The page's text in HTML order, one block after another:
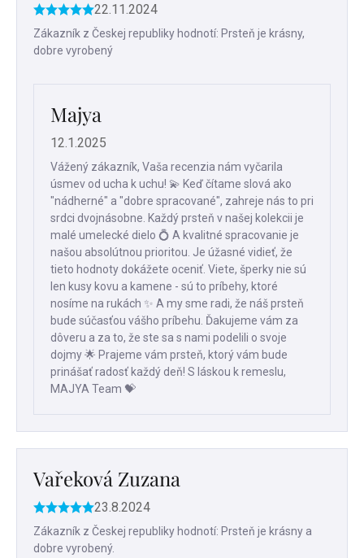
Hodnotenie
produktu
je
hviezdičiek.
22.11.2024
Zákazník z Českej republiky hodnotí: Prsteň je krásny,
dobre vyrobený
Majya
12.1.2025
Vážený zákazník, Vaša recenzia nám vyčarila
úsmev od ucha k uchu! 💫 Keď čítame slová ako
"nádherné" a "dobre spracované", zahreje nás to pri
srdci dvojnásobne. Každý prsteň v našej kolekcii je
malé umelecké dielo 💍 A kvalitné spracovanie je
našou absolútnou prioritou. Je úžasné vidieť, že
tieto hodnoty dokážete oceniť. Viete, šperky nie sú
len kusy kovu a kamene - sú to príbehy, ktoré
nosíme na rukách ✨ A my sme radi, že náš prsteň
bude súčasťou vášho príbehu. Ďakujeme vám za
dôveru a za to, že ste sa s nami podelili o svoje
dojmy 🌟 Prajeme vám prsteň, ktorý vám bude
prinášať radosť každý deň! S láskou k remeslu,
MAJYA Team 💝
Vařeková Zuzana
Hodnotenie
produktu
je
23.8.2024
Zákazník z Českej republiky hodnotí: Prsteň je krásny a
dobre vyrobený.